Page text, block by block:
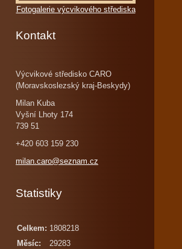
Fotogalerie výcvikového střediska
Kontakt
Výcvikové středisko CARO
(Moravskoslezský kraj-Beskydy)
Milan Kuba
Vyšní Lhoty 174
739 51
+420 603 159 230
milan.caro@seznam.cz
Statistiky
Celkem: 1808218
Měsíc:
29283